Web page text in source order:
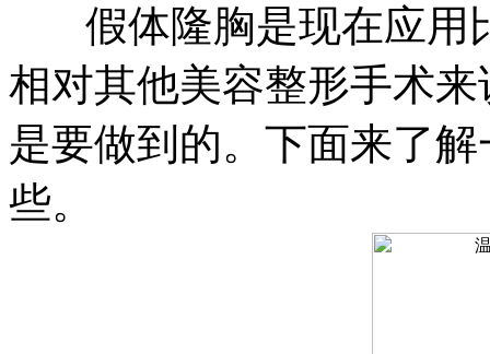
假体隆胸是现在应用
相对其他美容整形手术
是要做到的。下面来了解
些。